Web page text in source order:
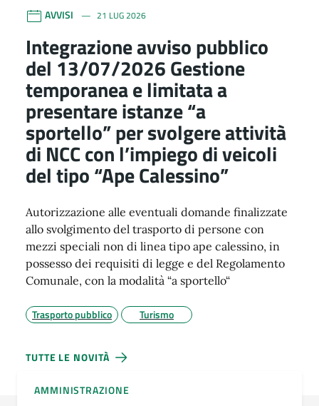
AVVISI 21 LUG 2026
Integrazione avviso pubblico
del 13/07/2026 Gestione
temporanea e limitata a
presentare istanze “a
sportello” per svolgere attività
di NCC con l’impiego di veicoli
del tipo “Ape Calessino”
Autorizzazione alle eventuali domande finalizzate
allo svolgimento del trasporto di persone con
mezzi speciali non di linea tipo ape calessino, in
possesso dei requisiti di legge e del Regolamento
Comunale, con la modalità “a sportello“
Trasporto pubblico Turismo
TUTTE LE NOVITÀ
AMMINISTRAZIONE